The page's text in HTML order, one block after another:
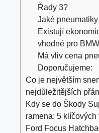
Řady 3?
Jaké
Existují
vhodné pro
Má vliv cena
Doporučujeme:
Co je největším
nejdůležitějších
Kdy se do Škody
ramena: 5 klíčových
Ford Focus